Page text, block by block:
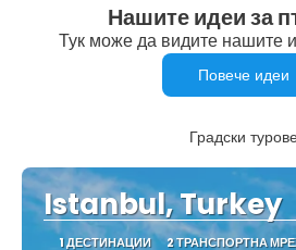
Нашите идеи за
Тук може да видите нашите
Повече идеи
Градски
Istanbul, Turkey
1 ДЕСТИНАЦИИ 2 ТРАНСПОРТНА